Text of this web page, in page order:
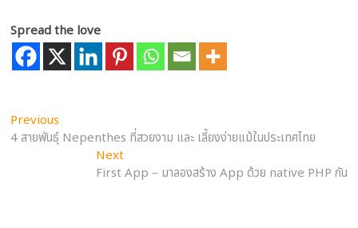
Spread the love
Post
navigation
Previous
post:
4 สายพันธุ์ Nepenthes ที่สวยงาม และ เลี้ยงง่ายแม้ในประเทศไทย
NextNext
post:
First App – มาลองสร้าง App ด้วย native PHP กัน